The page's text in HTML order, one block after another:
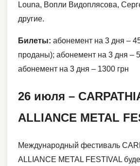
Louna, Вопли Видоплясова,
другие.
Билеты: абонемент на 3 дня –
проданы); абонемент на 3 дня –
абонемент на 3 дня – 1300 грн
26 июля –
ALLIANCE METAL
Международный фестиваль
ALLIANCE METAL FESTIVAL